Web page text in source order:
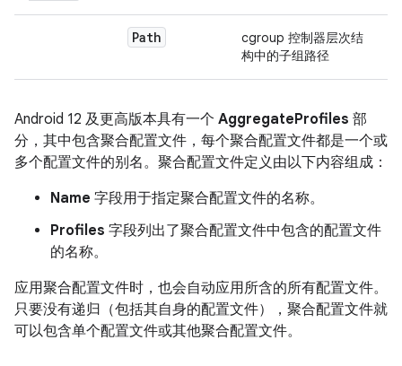
Path
cgroup 控制器层次结
构中的子组路径
Android 12 及更高版本具有一个 AggregateProfiles 部
分，其中包含聚合配置文件，每个聚合配置文件都是一个或
多个配置文件的别名。聚合配置文件定义由以下内容组成：
Name 字段用于指定聚合配置文件的名称。
Profiles 字段列出了聚合配置文件中包含的配置文件
的名称。
应用聚合配置文件时，也会自动应用所含的所有配置文件。
只要没有递归（包括其自身的配置文件），聚合配置文件就
可以包含单个配置文件或其他聚合配置文件。